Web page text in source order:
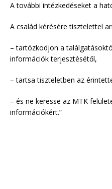
A további intézkedéseket a
A család kérésére tisztelettel
– tartózkodjon a
információk terjesztésétől,
– tartsa tiszteletben az
– és ne keresse az MTK
információkért.”